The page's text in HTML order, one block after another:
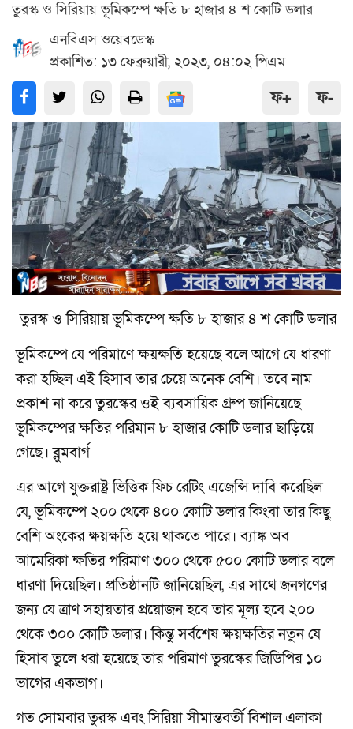
তুরস্ক ও সিরিয়ায় ভূমিকম্পে ক্ষতি ৮ হাজার ৪ শ কোটি ডলার
এনবিএস ওয়েবডেস্ক
প্রকাশিত: ১৩ ফেব্রুয়ারী, ২০২৩, ০৪:০২ পিএম
ফ+ ফ-
তুরস্ক ও সিরিয়ায় ভূমিকম্পে ক্ষতি ৮ হাজার ৪ শ কোটি ডলার
ভূমিকম্পে যে পরিমাণে ক্ষয়ক্ষতি হয়েছে বলে আগে যে ধারণা
করা হচ্ছিল এই হিসাব তার চেয়ে অনেক বেশি। তবে নাম
প্রকাশ না করে তুরস্কের ওই ব্যবসায়িক গ্রুপ জানিয়েছে
ভূমিকম্পের ক্ষতির পরিমান ৮ হাজার কোটি ডলার ছাড়িয়ে
গেছে। ব্লুমবার্গ
এর আগে যুক্তরাষ্ট্র ভিত্তিক ফিচ রেটিং এজেন্সি দাবি করেছিল
যে, ভূমিকম্পে ২০০ থেকে ৪০০ কোটি ডলার কিংবা তার কিছু
বেশি অংকের ক্ষয়ক্ষতি হয়ে থাকতে পারে। ব্যাঙ্ক অব
আমেরিকা ক্ষতির পরিমাণ ৩০০ থেকে ৫০০ কোটি ডলার বলে
ধারণা দিয়েছিল। প্রতিষ্ঠানটি জানিয়েছিল, এর সাথে জনগণের
জন্য যে ত্রাণ সহায়তার প্রয়োজন হবে তার মূল্য হবে ২০০
থেকে ৩০০ কোটি ডলার। কিন্তু সর্বশেষ ক্ষয়ক্ষতির নতুন যে
হিসাব তুলে ধরা হয়েছে তার পরিমাণ তুরস্কের জিডিপির ১০
ভাগের একভাগ।
গত সোমবার তুরস্ক এবং সিরিয়া সীমান্তবর্তী বিশাল এলাকা